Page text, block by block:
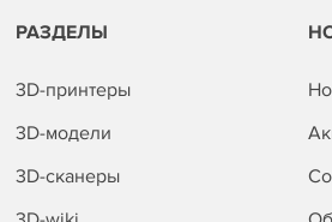
РАЗДЕЛЫ
3D-принтеры
3D-модели
3D-сканеры